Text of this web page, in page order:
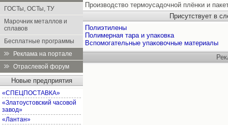
ГОСТы, ОСТы, ТУ
Марочник металлов и
сплавов
Бесплатные программы
Реклама на портале
Отраслевой форум
Новые предприятия
«СПЕЦПОСТАВКА»
«Златоустовский часовой
завод»
«Лантан»
Производство термоусадочной плёнки и
Присутствует в
Полиэтилены
Полимерная тара и упаковка
Вспомогательные упаковочные материалы